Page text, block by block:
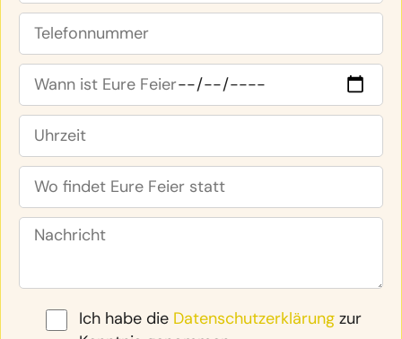
Ich habe die Datenschutzerklärung zur